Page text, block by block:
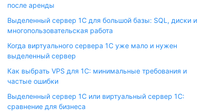
после аренды
Выделенный сервер 1С для большой базы: SQL, диски и
многопользовательская работа
Когда виртуального сервера 1С уже мало и нужен
выделенный сервер
Как выбрать VPS для 1С: минимальные требования и
частые ошибки
Выделенный сервер 1С или виртуальный сервер 1С:
сравнение для бизнеса